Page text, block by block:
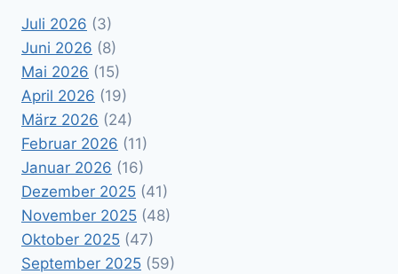
Juli 2026 (3)
Juni 2026 (8)
Mai 2026 (15)
April 2026 (19)
März 2026 (24)
Februar 2026 (11)
Januar 2026 (16)
Dezember 2025 (41)
November 2025 (48)
Oktober 2025 (47)
September 2025 (59)